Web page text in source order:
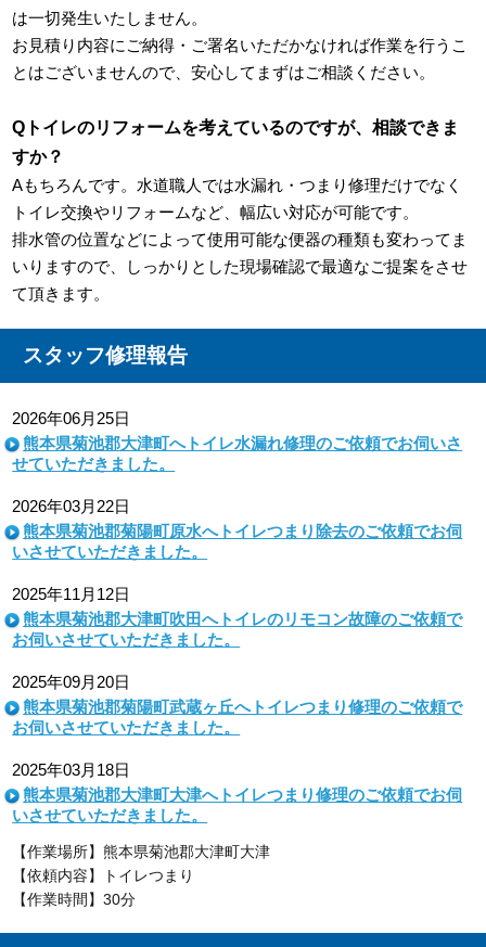
は一切発生いたしません。
お見積り内容にご納得・ご署名いただかなければ作業を行うこ
とはございませんので、安心してまずはご相談ください。
Qトイレのリフォームを考えているのですが、相談できま
すか？
Aもちろんです。水道職人では水漏れ・つまり修理だけでなく
トイレ交換やリフォームなど、幅広い対応が可能です。
排水管の位置などによって使用可能な便器の種類も変わってま
いりますので、しっかりとした現場確認で最適なご提案をさせ
て頂きます。
スタッフ修理報告
2026年06月25日
熊本県菊池郡大津町へトイレ水漏れ修理のご依頼でお伺いさ
せていただきました。
2026年03月22日
熊本県菊池郡菊陽町原水へトイレつまり除去のご依頼でお伺
いさせていただきました。
2025年11月12日
熊本県菊池郡大津町吹田へトイレのリモコン故障のご依頼で
お伺いさせていただきました。
2025年09月20日
熊本県菊池郡菊陽町武蔵ヶ丘へトイレつまり修理のご依頼で
お伺いさせていただきました。
2025年03月18日
熊本県菊池郡大津町大津へトイレつまり修理のご依頼でお伺
いさせていただきました。
【作業場所】熊本県菊池郡大津町大津
【依頼内容】トイレつまり
【作業時間】30分